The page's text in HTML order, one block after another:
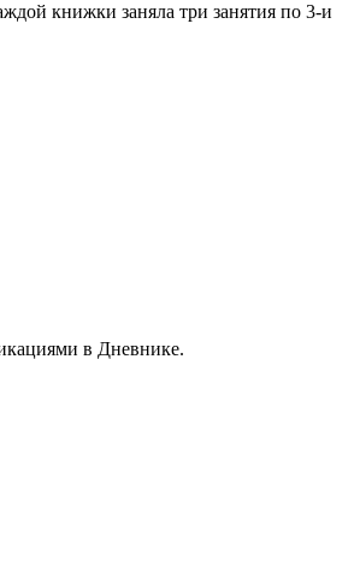
книжки заняла три занятия по 3-и
в Дневнике.